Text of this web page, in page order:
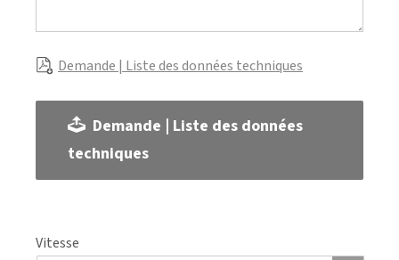
Demande | Liste des données techniques
Demande | Liste des données
techniques
Vitesse